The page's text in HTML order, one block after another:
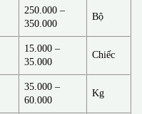
250.000 –
350.000
Bộ
15.000 –
35.000
Chiếc
35.000 –
60.000
Kg